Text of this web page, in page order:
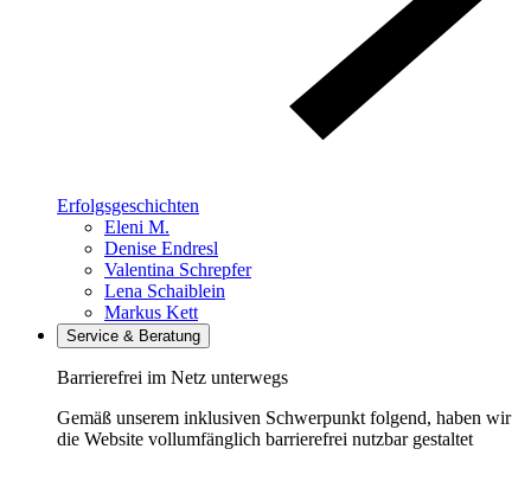
Erfolgsgeschichten
Eleni M.
Denise Endresl
Valentina Schrepfer
Lena Schaiblein
Markus Kett
Service & Beratung
Barrierefrei im Netz unterwegs
Gemäß unserem inklusiven Schwerpunkt folgend, haben wir
die Website vollumfänglich barrierefrei nutzbar gestaltet